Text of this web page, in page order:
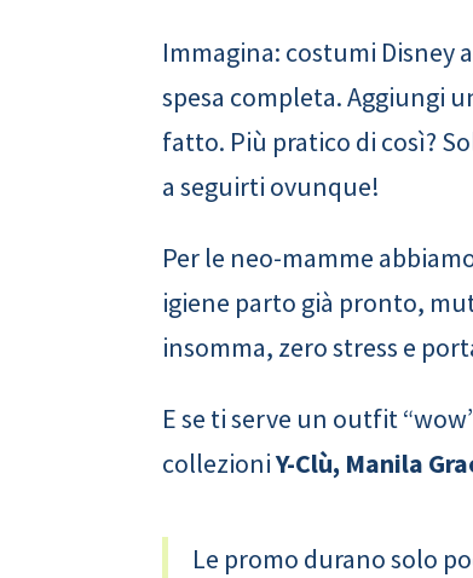
Immagina: costumi Disney a
spesa completa. Aggiungi
fatto. Più pratico di così?
a seguirti ovunque!
Per le neo-mamme
igiene parto già pronto,
insomma, zero stress e
E se ti serve un outfit
collezioniY-Clù, Manila
Le promo durano solo